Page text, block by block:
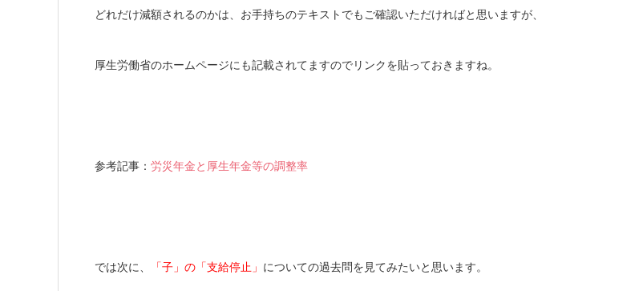
どれだけ減額されるのかは、お手持ちのテキストでもご確認いただければと思いますが、
厚生労働省のホームページにも記載されてますのでリンクを貼っておきますね。
参考記事： 労災年金と厚生年金等の調整率
では次に、 「子」の「支給停止」 についての過去問を見てみたいと思います。